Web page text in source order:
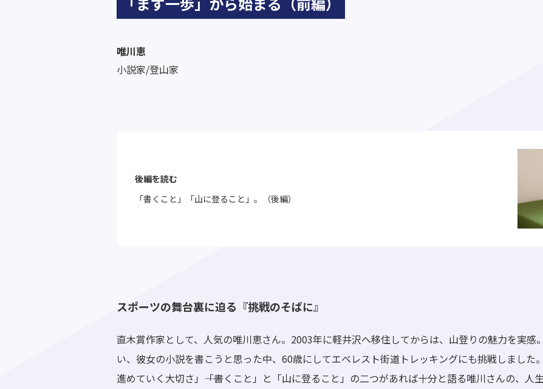
唯川恵
小説家/登山家
後編を読む
「書くこと」「山に登ること」。（後編）
スポーツの舞台裏に迫る『挑戦のそばに』
直木賞作家として、人気の唯川恵さん。2003年に軽井沢へ移住してからは、山登りの魅力を実感
い、彼女の小説を書こうと思った中、60歳にしてエベレスト街道トレッキングにも挑戦しました
進めていく大切さ」――「書くこと」と「山に登ること」の二つがあれば十分と語る唯川さんの、人